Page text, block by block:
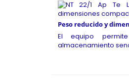
Peso reducido y
El equipo
almacenamiento